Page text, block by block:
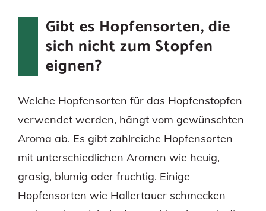
Gibt es Hopfensorten, die
sich nicht zum Stopfen
eignen?
Welche Hopfensorten für das Hopfenstopfen
verwendet werden, hängt vom gewünschten
Aroma ab. Es gibt zahlreiche Hopfensorten
mit unterschiedlichen Aromen wie heuig,
grasig, blumig oder fruchtig. Einige
Hopfensorten wie Hallertauer schmecken